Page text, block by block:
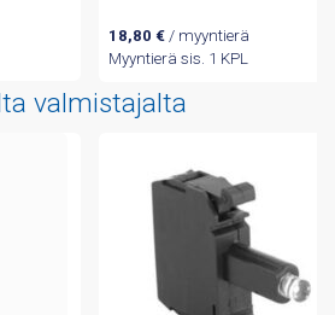
18,80 € / myyntierä
Myyntierä sis. 1 KPL
valmistajalta